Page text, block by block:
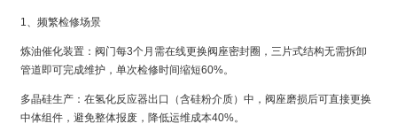
1、频繁检修场景
炼油催化装置：阀门每3个月需在线更换阀座密封圈，三片式结构无需拆卸
管道即可完成维护，单次检修时间缩短60%。
多晶硅生产：在氢化反应器出口（含硅粉介质）中，阀座磨损后可直接更换
中体组件，避免整体报废，降低运维成本40%。